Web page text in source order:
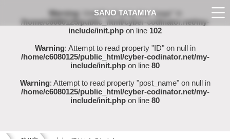
Warning: Undefined array key "page" in
/home/c6080125/public_html/cyber-codinator.net/my-
include/init.php on line 102
Warning: Attempt to read property "ID" on null in
/home/c6080125/public_html/cyber-codinator.net/my-
include/init.php on line 80
Warning: Attempt to read property "post_name" on null in
/home/c6080125/public_html/cyber-codinator.net/my-
include/init.php on line 80
SANO TATAMIYA